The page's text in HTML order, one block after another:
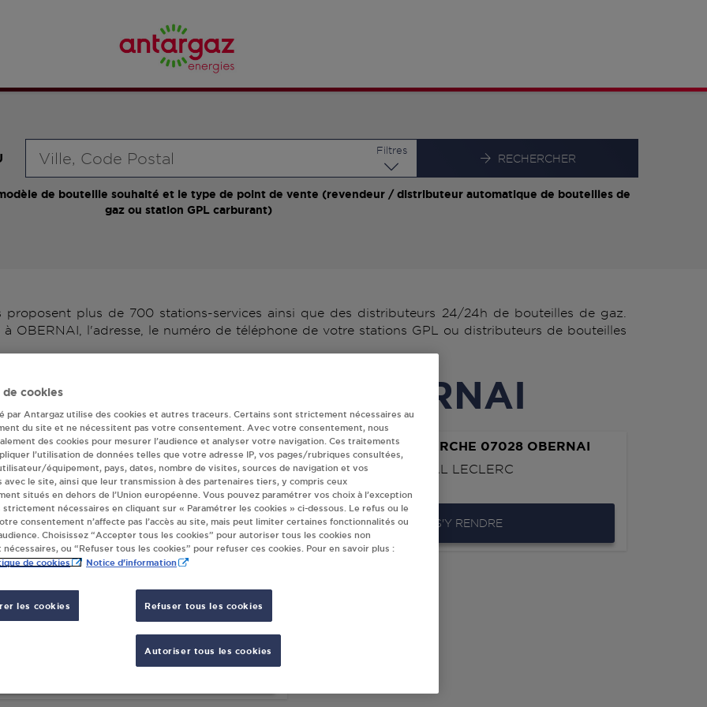
Filtres
RECHERCHER
de bouteille souhaité et le type de point de vente (revendeur / distributeur automatique de bouteilles de
gaz ou station GPL carburant)
proposent plus de 700 stations-services ainsi que des distributeurs 24/24h de bouteilles de gaz.
OBERNAI, l'adresse, le numéro de téléphone de votre stations GPL ou distributeurs de bouteilles
Antargaz à OBERNAI
- BRICO OBERNAI
DE L'EUROPE
OBERNAI
S'Y RENDRE
AUCHAN SUPERMARCHE 07028 OBERNAI
14 RUE DU GENERAL LECLERC
67210
S'Y RENDRE
DE L'EHN
DU MARECHAL JUIN
de cookies
par Antargaz utilise des cookies et autres traceurs. Certains sont strictement nécessaires au
du site et ne nécessitent pas votre consentement. Avec votre consentement, nous
des cookies pour mesurer l’audience et analyser votre navigation. Ces traitements
l’utilisation de données telles que votre adresse IP, vos pages/rubriques consultées,
équipement, pays, dates, nombre de visites, sources de navigation et vos
avec le site, ainsi que leur transmission à des partenaires tiers, y compris ceux
situés en dehors de l’Union européenne. Vous pouvez paramétrer vos choix à l’exception
strictement nécessaires en cliquant sur « Paramétrer les cookies » ci-dessous. Le refus ou le
consentement n’affecte pas l’accès au site, mais peut limiter certaines fonctionnalités ou
Choisissez “Accepter tous les cookies” pour autoriser tous les cookies non
ou “Refuser tous les cookies” pour refuser ces cookies. Pour en savoir plus :
de cookies Notice d'information
les cookies Refuser tous les cookies
Autoriser tous les cookies